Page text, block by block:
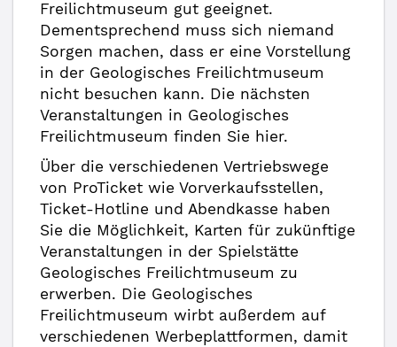
Freilichtmuseum gut geeignet.
Dementsprechend muss sich niemand
Sorgen machen, dass er eine Vorstellung
in der Geologisches Freilichtmuseum
nicht besuchen kann. Die nächsten
Veranstaltungen in Geologisches
Freilichtmuseum finden Sie hier.
Über die verschiedenen Vertriebswege
von ProTicket wie Vorverkaufsstellen,
Ticket-Hotline und Abendkasse haben
Sie die Möglichkeit, Karten für zukünftige
Veranstaltungen in der Spielstätte
Geologisches Freilichtmuseum zu
erwerben. Die Geologisches
Freilichtmuseum wirbt außerdem auf
verschiedenen Werbeplattformen, damit